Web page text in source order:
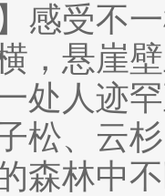
感受不
，悬崖
处人迹
松、云
森林中